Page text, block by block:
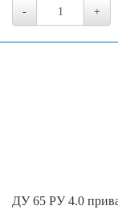
- +
ДУ 65 РУ 4.0